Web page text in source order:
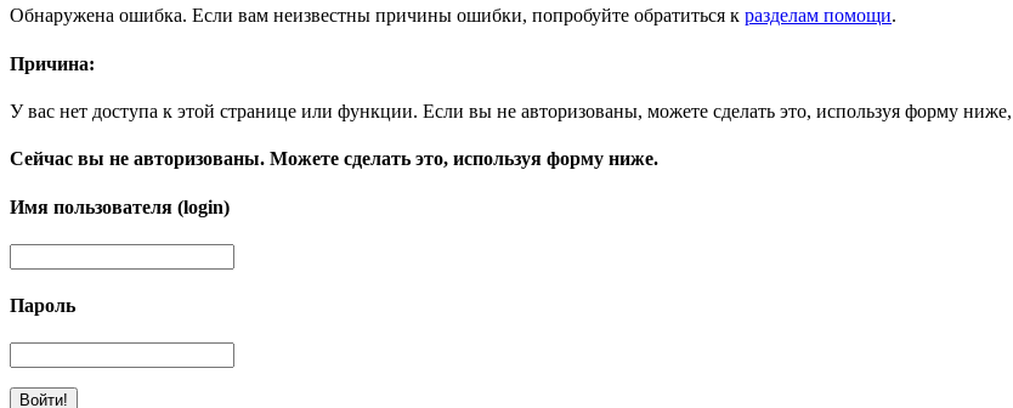
Обнаружена ошибка. Если вам неизвестны причины ошибки, попробуйте обратиться к разделам помощи.
Причина:
У вас нет доступа к этой странице или функции. Если вы не авторизованы, можете сделать это, используя форму ниже,
Сейчас вы не авторизованы. Можете сделать это, используя форму ниже.
Имя пользователя (login)
Пароль